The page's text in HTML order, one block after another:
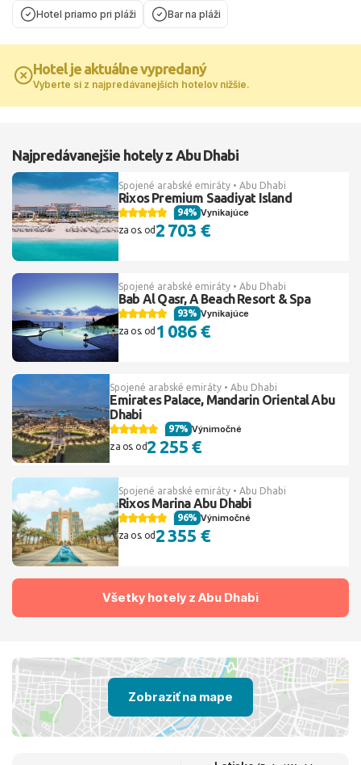
Hotel priamo pri pláži Bar na pláži
Hotel je aktuálne vypredaný
Vyberte si z najpredávanejších hotelov nižšie.
Najpredávanejšie hotely z Abu Dhabi
Spojené arabské emiráty • Abu Dhabi
Rixos Premium Saadiyat Island
Vynikajúce
94%
za os. od2 703 €
Spojené arabské emiráty • Abu Dhabi
Bab Al Qasr, A Beach Resort & Spa
Vynikajúce
93%
za os. od 1 086 €
Spojené arabské emiráty • Abu Dhabi
Emirates Palace, Mandarin Oriental Abu
Dhabi
Výnimočné
97%
za os. od2 255 €
Spojené arabské emiráty • Abu Dhabi
Rixos Marina Abu Dhabi
Výnimočné
96%
za os. od2 355 €
Všetky hotely z Abu Dhabi
Zobraziť na mape